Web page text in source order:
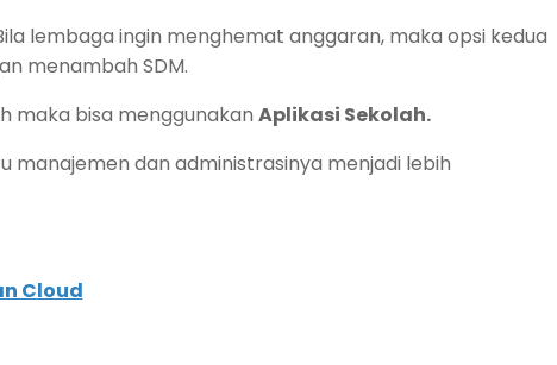
lembaga ingin menghemat anggaran, maka opsi kedua
menambah SDM.
maka bisa menggunakan Aplikasi Sekolah.
dan administrasinya menjadi lebih
Cloud